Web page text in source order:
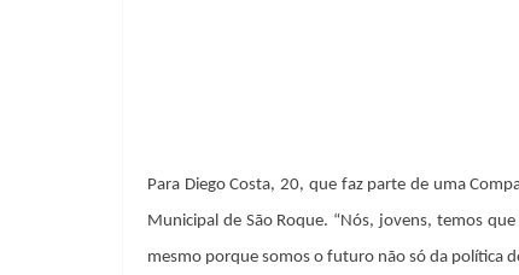
Para Diego Costa, 20, que faz parte de uma
Municipal de São Roque. “Nós, jovens, temos
mesmo porque somos o futuro não só da política